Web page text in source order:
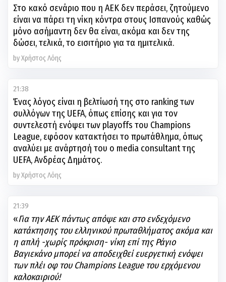
Στο κακό σενάριο που η ΑΕΚ δεν περάσει, ζητούμενο
είναι να πάρει τη νίκη κόντρα στους Ισπανούς καθώς
μόνο ασήμαντη δεν θα είναι, ακόμα και δεν της
δώσει, τελικά, το εισιτήριο για τα ημιτελικά.
by Χρήστος Λόης
21:38
Ένας λόγος είναι η βελτίωσή της στο ranking των
συλλόγων της UEFA, όπως επίσης και για τον
συντελεστή ενόψει των playoffs του Champions
League, εφόσον κατακτήσει το πρωτάθλημα, όπως
αναλύει με ανάρτησή του ο media consultant της
UEFA, Ανδρέας Δημάτος.
by Χρήστος Λόης
21:39
«Για την ΑΕΚ πάντως απόψε και στο ενδεχόμενο
κατάκτησης του ελληνικού πρωταθλήματος ακόμα και
η απλή -χωρίς πρόκριση- νίκη επί της Ράγιο
Βαγιεκάνο μπορεί να αποδειχθεί ευεργετική ενόψει
των πλέι οφ του Champions League του ερχόμενου
καλοκαιριού!